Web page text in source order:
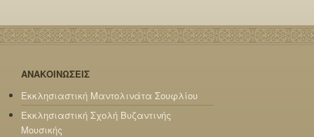
ΑΝΑΚΟΙΝΩΣΕΙΣ
Εκκλησιαστική Μαντολινάτα Σουφλίου
Εκκλησιαστική Σχολή Βυζαντινής
Μουσικής